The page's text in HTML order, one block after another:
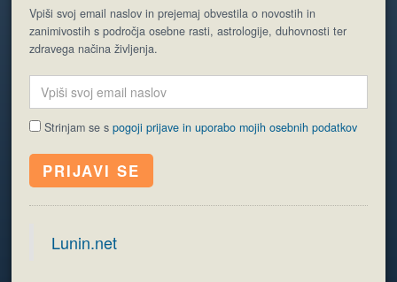
Pogoji uporabe
ISSN 1581-2332
Vpiši svoj email naslov in prejemaj obvestila o novostih in
zanimivostih s področja osebne rasti, astrologije, duhovnosti ter
zdravega načina življenja.
Strinjam se spogoji prijave in uporabo mojih osebnih podatkov
Lunin.net